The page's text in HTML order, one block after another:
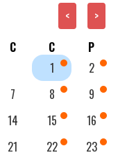
<
>
C C
P
1
2
7 8
9
14 15
16
21 22
23